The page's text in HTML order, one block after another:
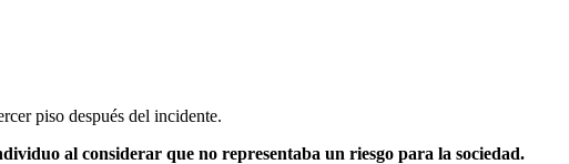
piso después del incidente.
al considerar que no representaba un riesgo para la sociedad.